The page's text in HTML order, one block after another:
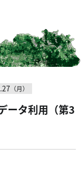
（月）
ータ利用（第3